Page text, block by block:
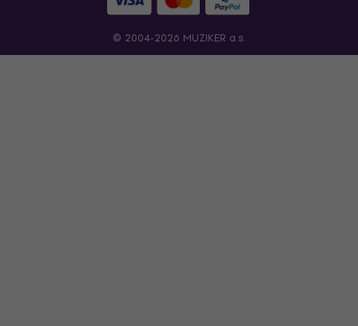
© 2004-2026 MUZIKER a.s.